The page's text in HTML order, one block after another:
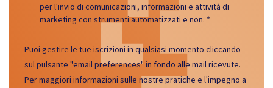
per l'invio di comunicazioni, informazioni e attività di
marketing con strumenti automatizzati e non. *
Puoi gestire le tue iscrizioni in qualsiasi momento cliccando
sul pulsante "email preferences" in fondo alle mail ricevute.
Per maggiori informazioni sulle nostre pratiche e l'impegno a